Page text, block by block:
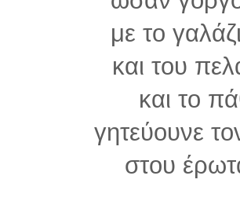
με το
και του
και το
γητεύουνε
στου